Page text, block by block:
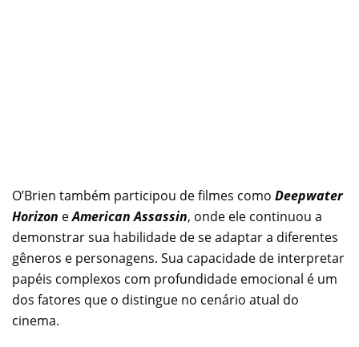
O’Brien também participou de filmes como Deepwater
Horizon eAmerican Assassin, onde ele continuou a
demonstrar sua habilidade de se adaptar a diferentes
gêneros e personagens. Sua capacidade de interpretar
papéis complexos com profundidade emocional é um
dos fatores que o distingue no cenário atual do
cinema.